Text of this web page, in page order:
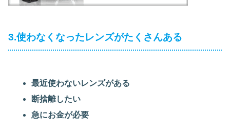
3.使わなくなったレンズがたくさんある
最近使わないレンズがある
断捨離したい
急にお金が必要